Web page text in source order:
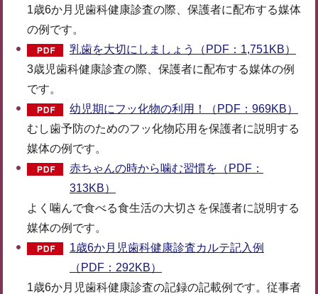
1歳6か月児歯科健康診査の際、保護者に配布する媒体
の例です。
乳歯を大切にしましょう（PDF：1,751KB）
3歳児歯科健康診査の際、保護者に配布する媒体の例
です。
幼児期にフッ化物の利用！（PDF：969KB）
むし歯予防のためのフッ化物応用を保護者に説明する
媒体の例です。
赤ちゃんの時から噛む習慣を（PDF：
313KB）
よく噛んで食べる食生活の大切さを保護者に説明する
媒体の例です。
1歳6か月児歯科健康診査カルテ記入例
（PDF：292KB）
1歳6か月児歯科健康診査の記録の記載例です。従事者